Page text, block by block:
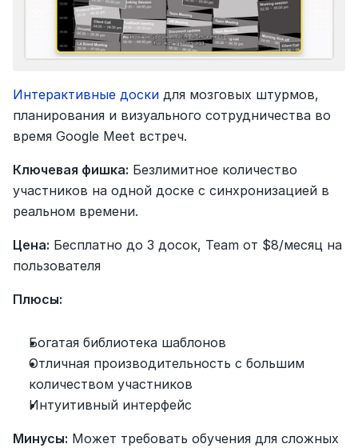
Интерактивные доски для мозговых штурмов,
планирования и визуального сотрудничества во
время Google Meet встреч.
Ключевая фишка: Безлимитное количество
участников на одной доске с синхронизацией в
реальном времени.
Цена: Бесплатно до 3 досок, Team от $8/месяц на
пользователя
Плюсы:
Богатая библиотека шаблонов
Отличная производительность с большим
количеством участников
Интуитивный интерфейс
Минусы: Может требовать обучения для сложных